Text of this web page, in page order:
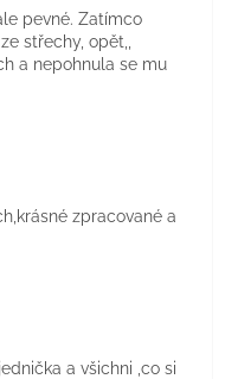
pevné. Zatímco
střechy, opět,,
a nepohnula se mu
z 5 hvězdiček.
zpracované a
z 5 hvězdiček.
a všichni ,co si